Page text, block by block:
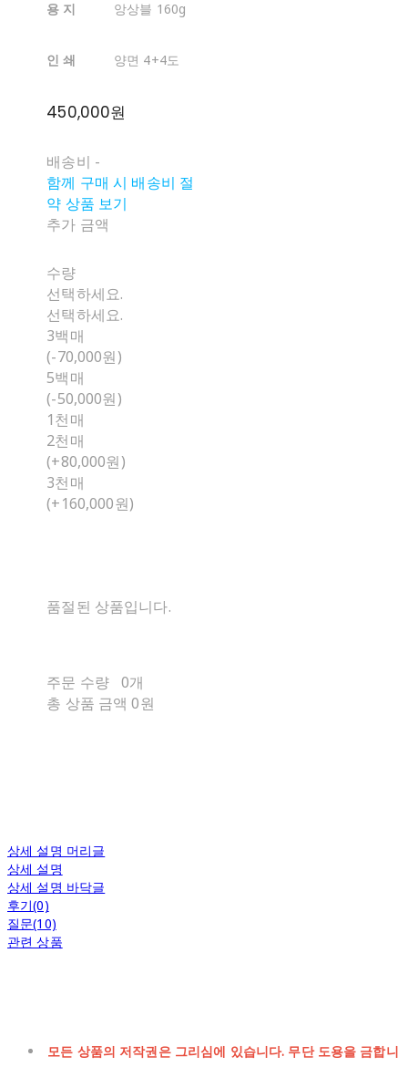
용 지 앙상블 160g
인 쇄 양면 4+4도
450,000원
배송비 -
함께 구매 시 배송비 절
약 상품 보기
추가 금액
수량
선택하세요.
선택하세요.
3백매
(-70,000원)
5백매
(-50,000원)
1천매
2천매
(+80,000원)
3천매
(+160,000원)
품절된 상품입니다.
주문 수량 0개
총 상품 금액 0원
상세 설명 머리글
상세 설명
상세 설명 바닥글
후기(0)
질문(10)
관련 상품
모든 상품의 저작권은 그리심에 있습니다. 무단 도용을 금합니